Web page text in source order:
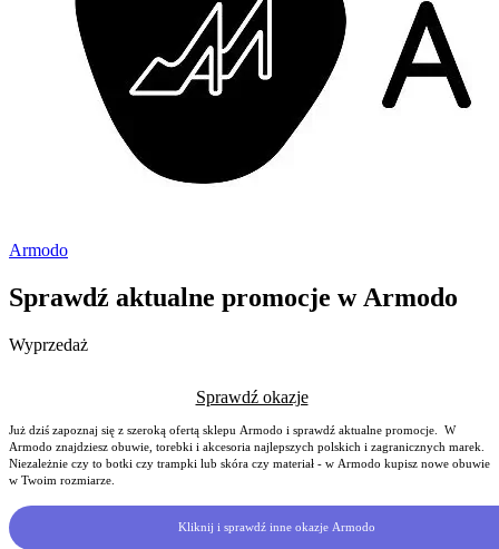
Armodo
Sprawdź aktualne promocje w Armodo
Wyprzedaż
Sprawdź okazje
Już dziś zapoznaj się z szeroką ofertą sklepu Armodo i sprawdź aktualne promocje. W
Armodo znajdziesz obuwie, torebki i akcesoria najlepszych polskich i zagranicznych marek.
Niezależnie czy to botki czy trampki lub skóra czy materiał - w Armodo kupisz nowe obuwie
w Twoim rozmiarze.
Kliknij i sprawdź inne okazje Armodo